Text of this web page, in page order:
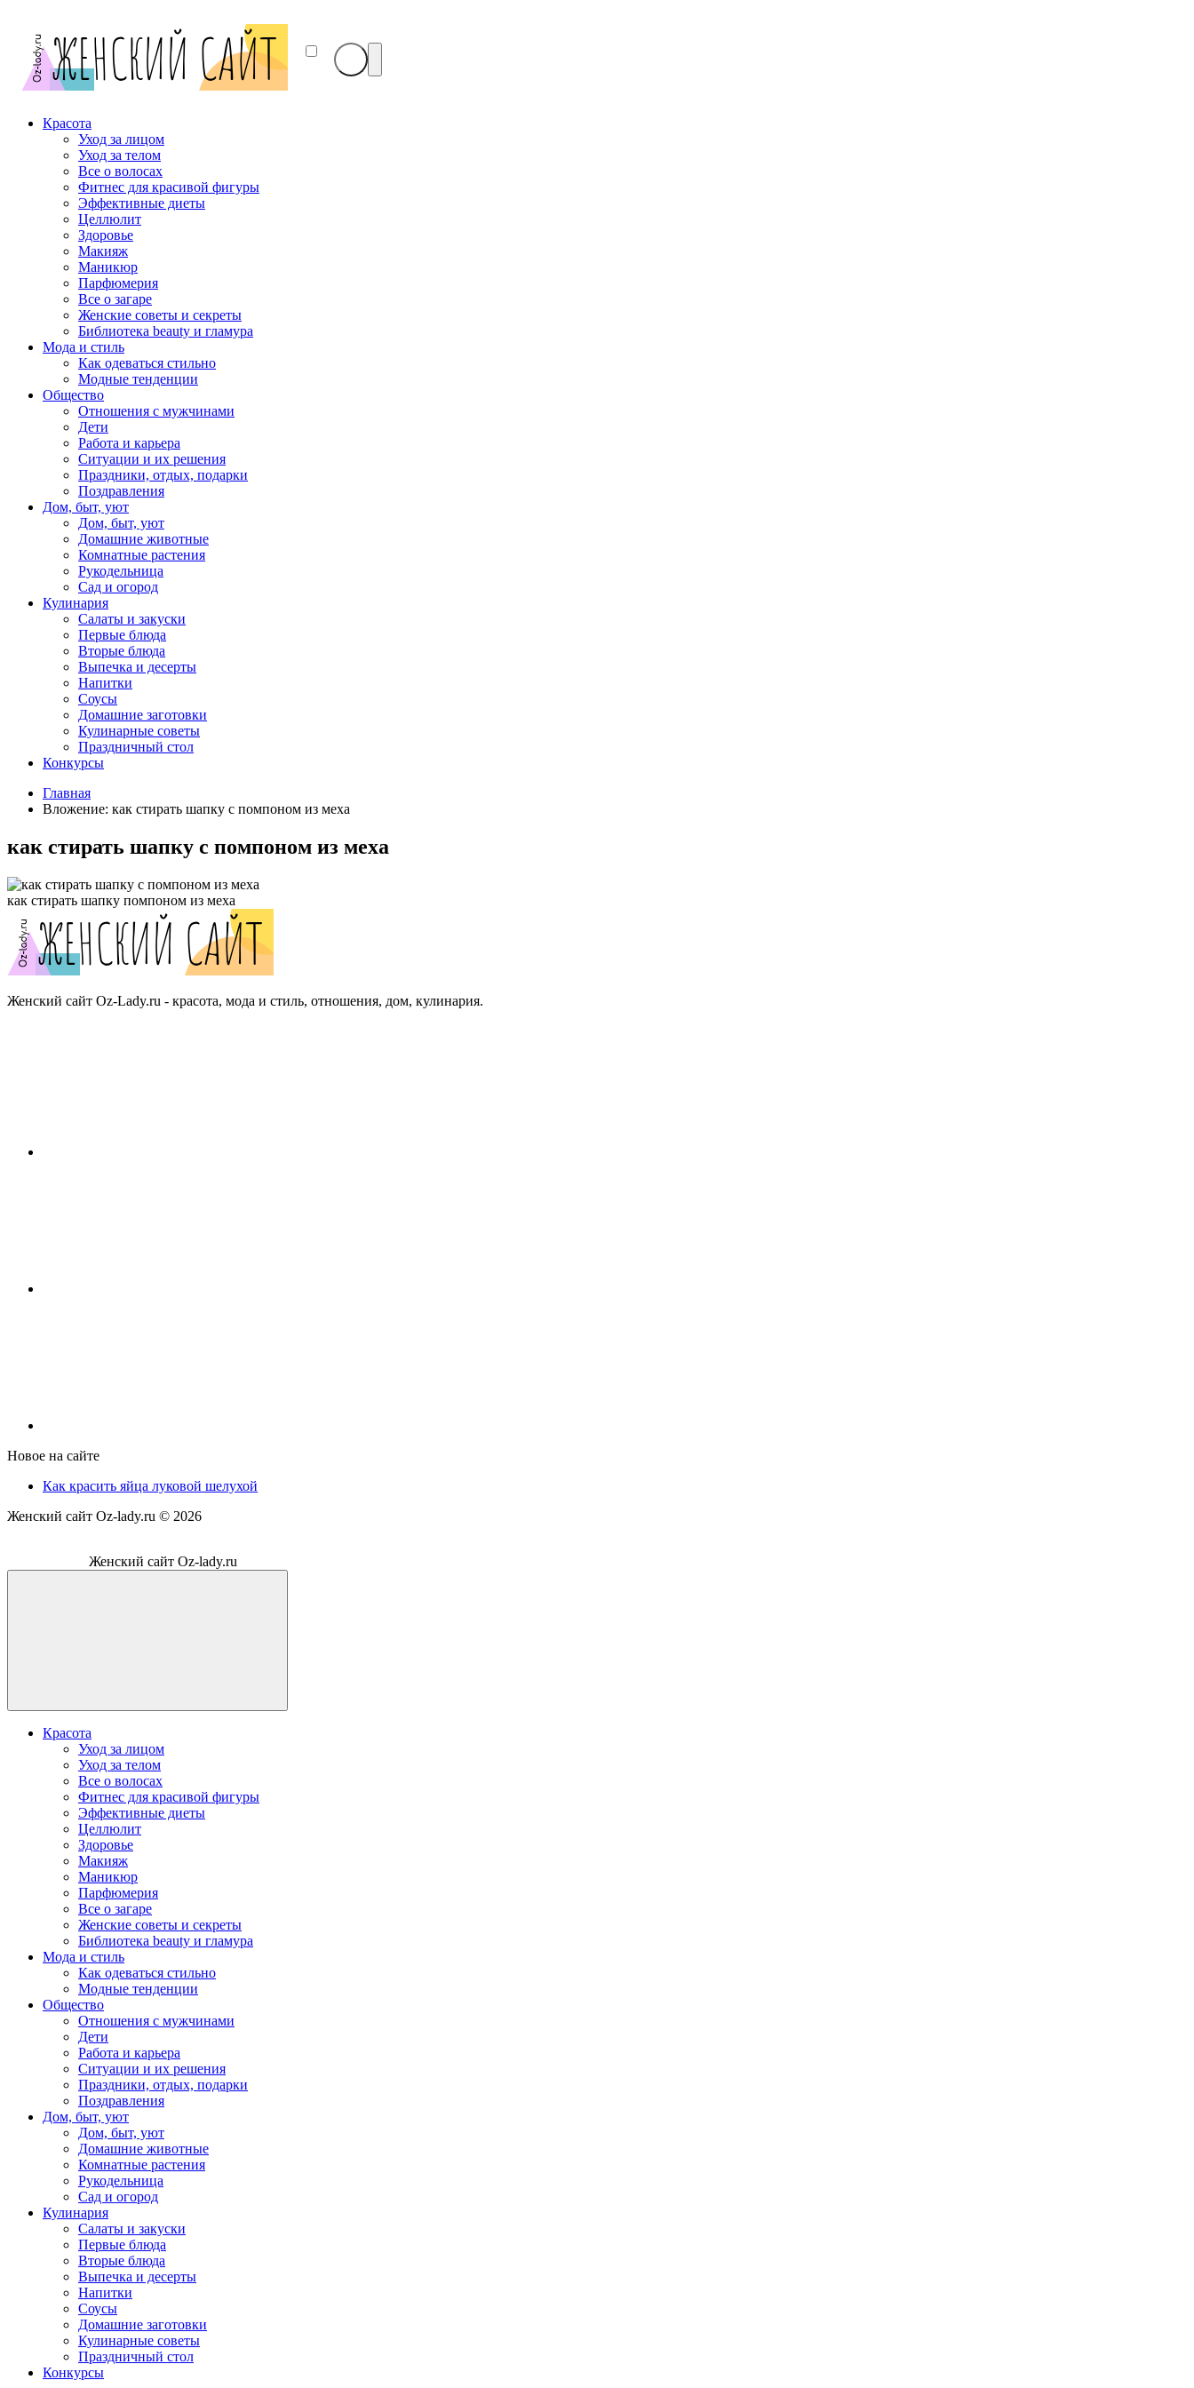
Красота
Уход за лицом
Уход за телом
Все о волосах
Фитнес для красивой фигуры
Эффективные диеты
Целлюлит
Здоровье
Макияж
Маникюр
Парфюмерия
Все о загаре
Женские советы и секреты
Библиотека beauty и гламура
Мода и стиль
Как одеваться стильно
Модные тенденции
Общество
Отношения с мужчинами
Дети
Работа и карьера
Ситуации и их решения
Праздники, отдых, подарки
Поздравления
Дом, быт, уют
Дом, быт, уют
Домашние животные
Комнатные растения
Рукодельница
Сад и огород
Кулинария
Салаты и закуски
Первые блюда
Вторые блюда
Выпечка и десерты
Напитки
Соусы
Домашние заготовки
Кулинарные советы
Праздничный стол
Конкурсы
Главная
Вложение: как стирать шапку с помпоном из меха
как стирать шапку с помпоном из меха
как стирать шапку помпоном из меха
Женский сайт Oz-Lady.ru - красота, мода и стиль, отношения, дом, кулинария.
Новое на сайте
Как красить яйца луковой шелухой
Женский сайт Oz-lady.ru © 2026
Женский сайт Oz-lady.ru
Красота
Уход за лицом
Уход за телом
Все о волосах
Фитнес для красивой фигуры
Эффективные диеты
Целлюлит
Здоровье
Макияж
Маникюр
Парфюмерия
Все о загаре
Женские советы и секреты
Библиотека beauty и гламура
Мода и стиль
Как одеваться стильно
Модные тенденции
Общество
Отношения с мужчинами
Дети
Работа и карьера
Ситуации и их решения
Праздники, отдых, подарки
Поздравления
Дом, быт, уют
Дом, быт, уют
Домашние животные
Комнатные растения
Рукодельница
Сад и огород
Кулинария
Салаты и закуски
Первые блюда
Вторые блюда
Выпечка и десерты
Напитки
Соусы
Домашние заготовки
Кулинарные советы
Праздничный стол
Конкурсы